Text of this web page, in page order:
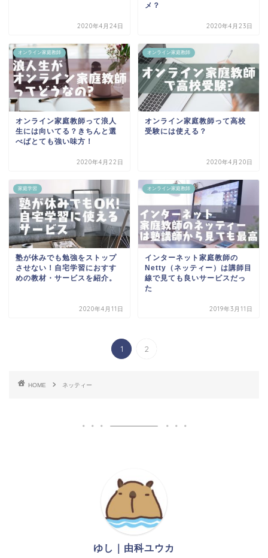
2020年4月24日
メ？
2020年4月23日
オンライン家庭教師
オンライン家庭教師って浪人
生には向いてる？きちんと選
べばとても強い味方！
2020年4月22日
オンライン家庭教師
オンライン家庭教師って高校
受験には使える？
2020年4月20日
家庭学習
塾が休みでも勉強をストップ
させない！自宅学習におすす
めの教材・サービスを紹介。
2020年4月11日
オンライン家庭教師
インターネット家庭教師の
Netty（ネッティー）は講師目
線で見ても良いサービスだっ
た
2019年3月11日
1 2
HOME ネッティー
ゆし｜由科ユウカ